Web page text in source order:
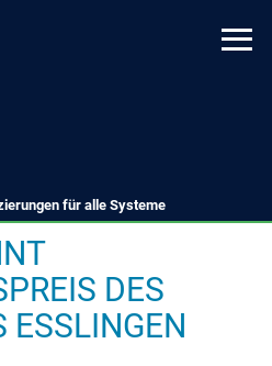
für alle Systeme
DES
ESSLINGEN